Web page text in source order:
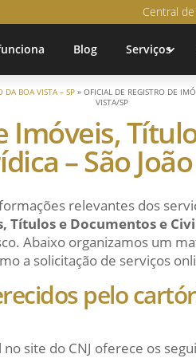
Central
Blog Serviços
DA BOA VISTA – SP» OFICIAL DE REGISTRO DE
VISTA/SP
Imóveis,
– São
relevantes dos
Títulos e Documentos e
Abaixo organizamos um
a solicitação de serviços
pelo
site do CNJ oferece os